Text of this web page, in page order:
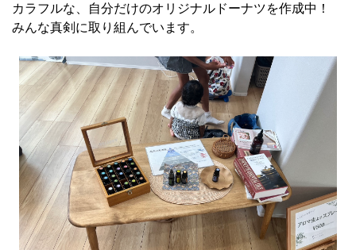
カラフルな、自分だけのオリジナルドーナツを作成中！
みんな真剣に取り組んでいます。